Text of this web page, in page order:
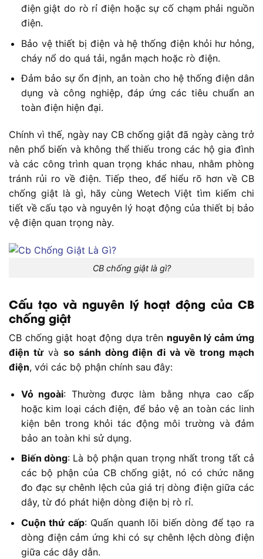
điện giật do rò rỉ điện hoặc sự cố chạm phải nguồn
điện.
Bảo vệ thiết bị điện và hệ thống điện khỏi hư hỏng,
cháy nổ do quá tải, ngắn mạch hoặc rò điện.
Đảm bảo sự ổn định, an toàn cho hệ thống điện dân
dụng và công nghiệp, đáp ứng các tiêu chuẩn an
toàn điện hiện đại.
Chính vì thế, ngày nay CB chống giật đã ngày càng trở
nên phổ biến và không thể thiếu trong các hộ gia đình
và các công trình quan trọng khác nhau, nhằm phòng
tránh rủi ro về điện. Tiếp theo, để hiểu rõ hơn về CB
chống giật là gì, hãy cùng Wetech Việt tìm kiếm chi
tiết về cấu tạo và nguyên lý hoạt động của thiết bị bảo
vệ điện quan trọng này.
CB chống giật là gì?
Cấu tạo và nguyên lý hoạt động của CB
chống giật
CB chống giật hoạt động dựa trên nguyên lý cảm ứng
điện từvà so sánh dòng điện đi và về trong mạch
điện, với các bộ phận chính sau đây:
Vỏ ngoài: Thường được làm bằng nhựa cao cấp
hoặc kim loại cách điện, để bảo vệ an toàn các linh
kiện bên trong khỏi tác động môi trường và đảm
bảo an toàn khi sử dụng.
Biến dòng: Là bộ phận quan trọng nhất trong tất cả
các bộ phận của CB chống giật, nó có chức năng
đo đạc sự chênh lệch của giá trị dòng điện giữa các
dây, từ đó phát hiện dòng điện bị rò rỉ.
Cuộn thứ cấp: Quấn quanh lõi biến dòng để tạo ra
dòng điện cảm ứng khi có sự chênh lệch dòng điện
giữa các dây dẫn.